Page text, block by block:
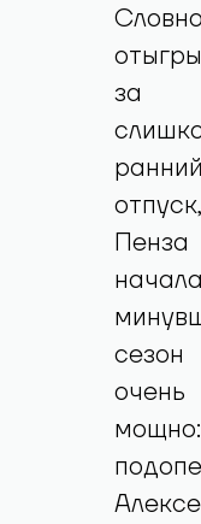
Словно
за
ранний
отпуск,
Пенза
начала
сезон
очень
мощно: